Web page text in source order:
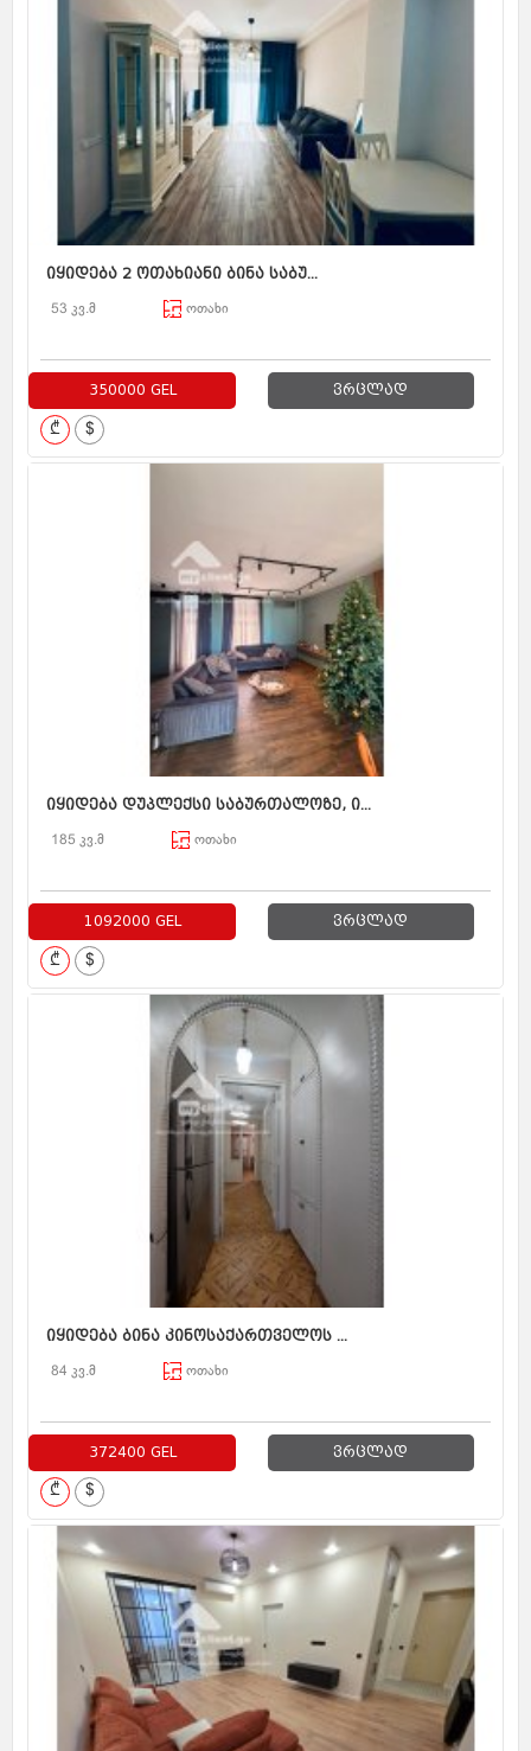
იყიდება 2 ოთახიანი ბინა საბუ...
53 კვ.მ ოთახი
350000 GEL ვრცლად
₾ $
იყიდება დუპლექსი საბურთალოზე, ი...
185 კვ.მ ოთახი
1092000 GEL ვრცლად
₾ $
იყიდება ბინა კინოსაქართველოს ...
84 კვ.მ ოთახი
372400 GEL ვრცლად
₾ $